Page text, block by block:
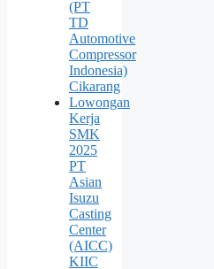
(PT
TD
Automotive
Compressor
Indonesia)
Cikarang
Lowongan
Kerja
SMK
2025
PT
Asian
Isuzu
Casting
Center
(AICC)
KIIC